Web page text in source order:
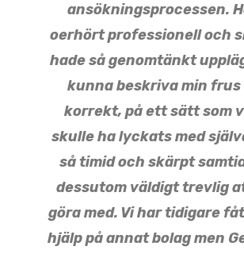
ansökningsprocessen.
oerhört professionell och
hade så genomtänkt
kunna beskriva min frus
korrekt, på ett sätt som
skulle ha lyckats med
så timid och skärpt
dessutom väldigt trevlig
göra med. Vi har tidigare
hjälp på annat bolag men